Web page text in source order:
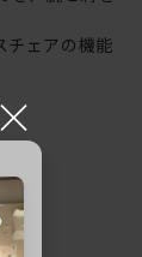
チェアの機能
×